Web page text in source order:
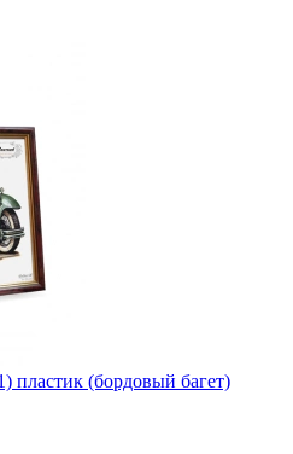
пластик (бордовый багет)